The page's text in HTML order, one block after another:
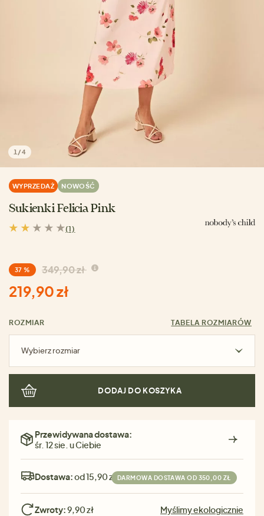
1 /4
WYPRZEDAŻ NOWOŚĆ
Sukienki Felicia Pink
(1)
37 % 349,90 zł
219,90 zł
ROZMIAR TABELA ROZMIARÓW
Wybierz rozmiar
DODAJ DO KOSZYKA
Przewidywana dostawa:
śr. 12 sie. u Ciebie
Dostawa:od 15,90 zł DARMOWA DOSTAWA OD 350,00 ZŁ
Zwroty:9,90 zł Myślimy ekologicznie